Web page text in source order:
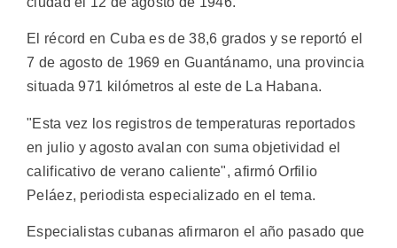
El récord en Cuba es de 38,6 grados y se reportó el
7 de agosto de 1969 en Guantánamo, una provincia
situada 971 kilómetros al este de La Habana.
"Esta vez los registros de temperaturas reportados
en julio y agosto avalan con suma objetividad el
calificativo de verano caliente", afirmó Orfilio
Peláez, periodista especializado en el tema.
Especialistas cubanas afirmaron el año pasado que